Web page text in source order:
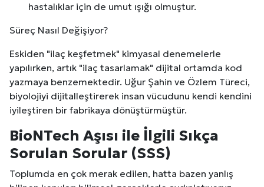
hastalıklar için de umut ışığı olmuştur.
Süreç Nasıl Değişiyor?
Eskiden "ilaç keşfetmek" kimyasal denemelerle
yapılırken, artık "ilaç tasarlamak" dijital ortamda kod
yazmaya benzemektedir. Uğur Şahin ve Özlem Türeci,
biyolojiyi dijitalleştirerek insan vücudunu kendi kendini
iyileştiren bir fabrikaya dönüştürmüştür.
BioNTech Aşısı ile İlgili Sıkça
Sorulan Sorular (SSS)
Toplumda en çok merak edilen, hatta bazen yanlış